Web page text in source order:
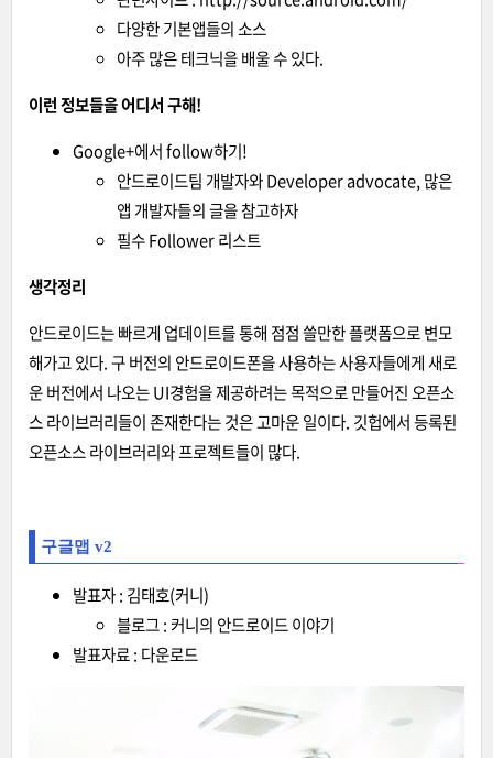
다양한 기본앱들의 소스
아주 많은 테크닉을 배울 수 있다.
이런 정보들을 어디서 구해!
Google+에서 follow하기!
안드로이드팀 개발자와 Developer advocate, 많은
앱 개발자들의 글을 참고하자
필수 Follower 리스트
생각정리
안드로이드는 빠르게 업데이트를 통해 점점 쓸만한 플랫폼으로 변모
해가고 있다. 구 버전의 안드로이드폰을 사용하는 사용자들에게 새로
운 버전에서 나오는 UI경험을 제공하려는 목적으로 만들어진 오픈소
스 라이브러리들이 존재한다는 것은 고마운 일이다. 깃헙에서 등록된
오픈소스 라이브러리와 프로젝트들이 많다.
구글맵 v2
발표자 : 김태호(커니)
블로그 : 커니의 안드로이드 이야기
발표자료 : 다운로드